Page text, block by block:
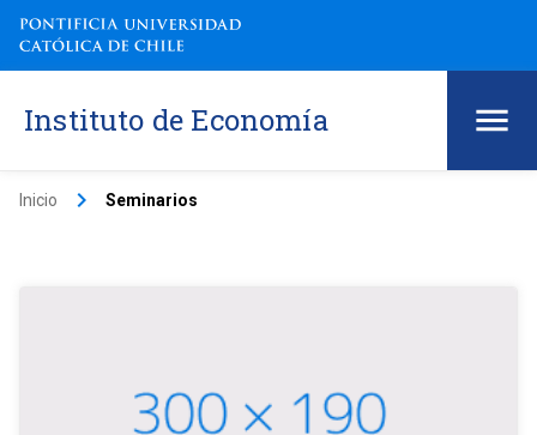
Instituto de Economía
Inicio keyboard_arrow_right Seminarios